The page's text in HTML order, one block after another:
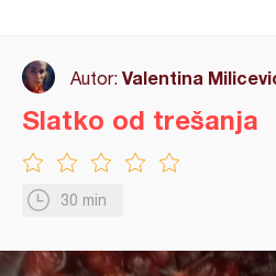
Autor: Valentina
30 min
Slatko od trešanja